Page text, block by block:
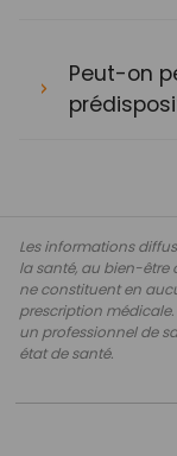
Peut-on
Les informations
la santé, au bien-être
ne constituent en
prescription
un professionnel de
état de santé.